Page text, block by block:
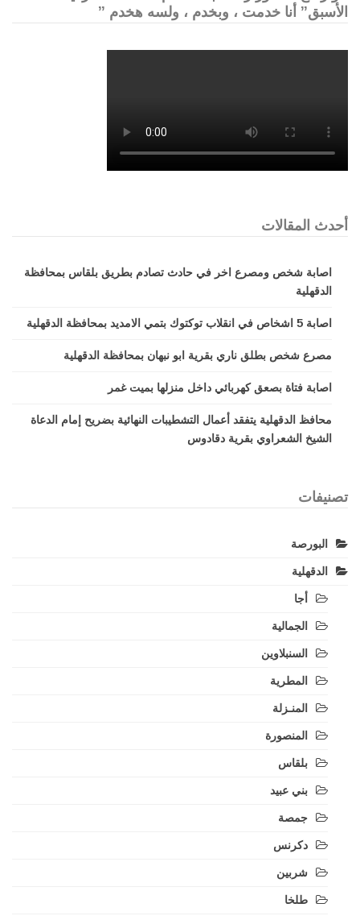
الأسبق” أنا خدمت ، وبخدم ، ولسه هخدم ”
أحدث المقالات
اصابة شخص ومصرع اخر في حادث تصادم بطريق بلقاس بمحافظة
الدقهلية
اصابة 5 اشخاص في انقلاب توكتوك بتمي الامديد بمحافظة الدقهلية
مصرع شخص بطلق ناري بقرية ابو نبهان بمحافظة الدقهلية
اصابة فتاة بصعق كهربائي داخل منزلها بميت غمر
محافظ الدقهلية يتفقد أعمال التشطيبات النهائية بضريح إمام الدعاة
الشيخ الشعراوي بقرية دقادوس
تصنيفات
البورصة
الدقهلية
أجا
الجمالية
السنبلاوين
المطرية
المنـزلة
المنصورة
بلقاس
بني عبيد
جمصة
دكرنس
شربين
طلخا